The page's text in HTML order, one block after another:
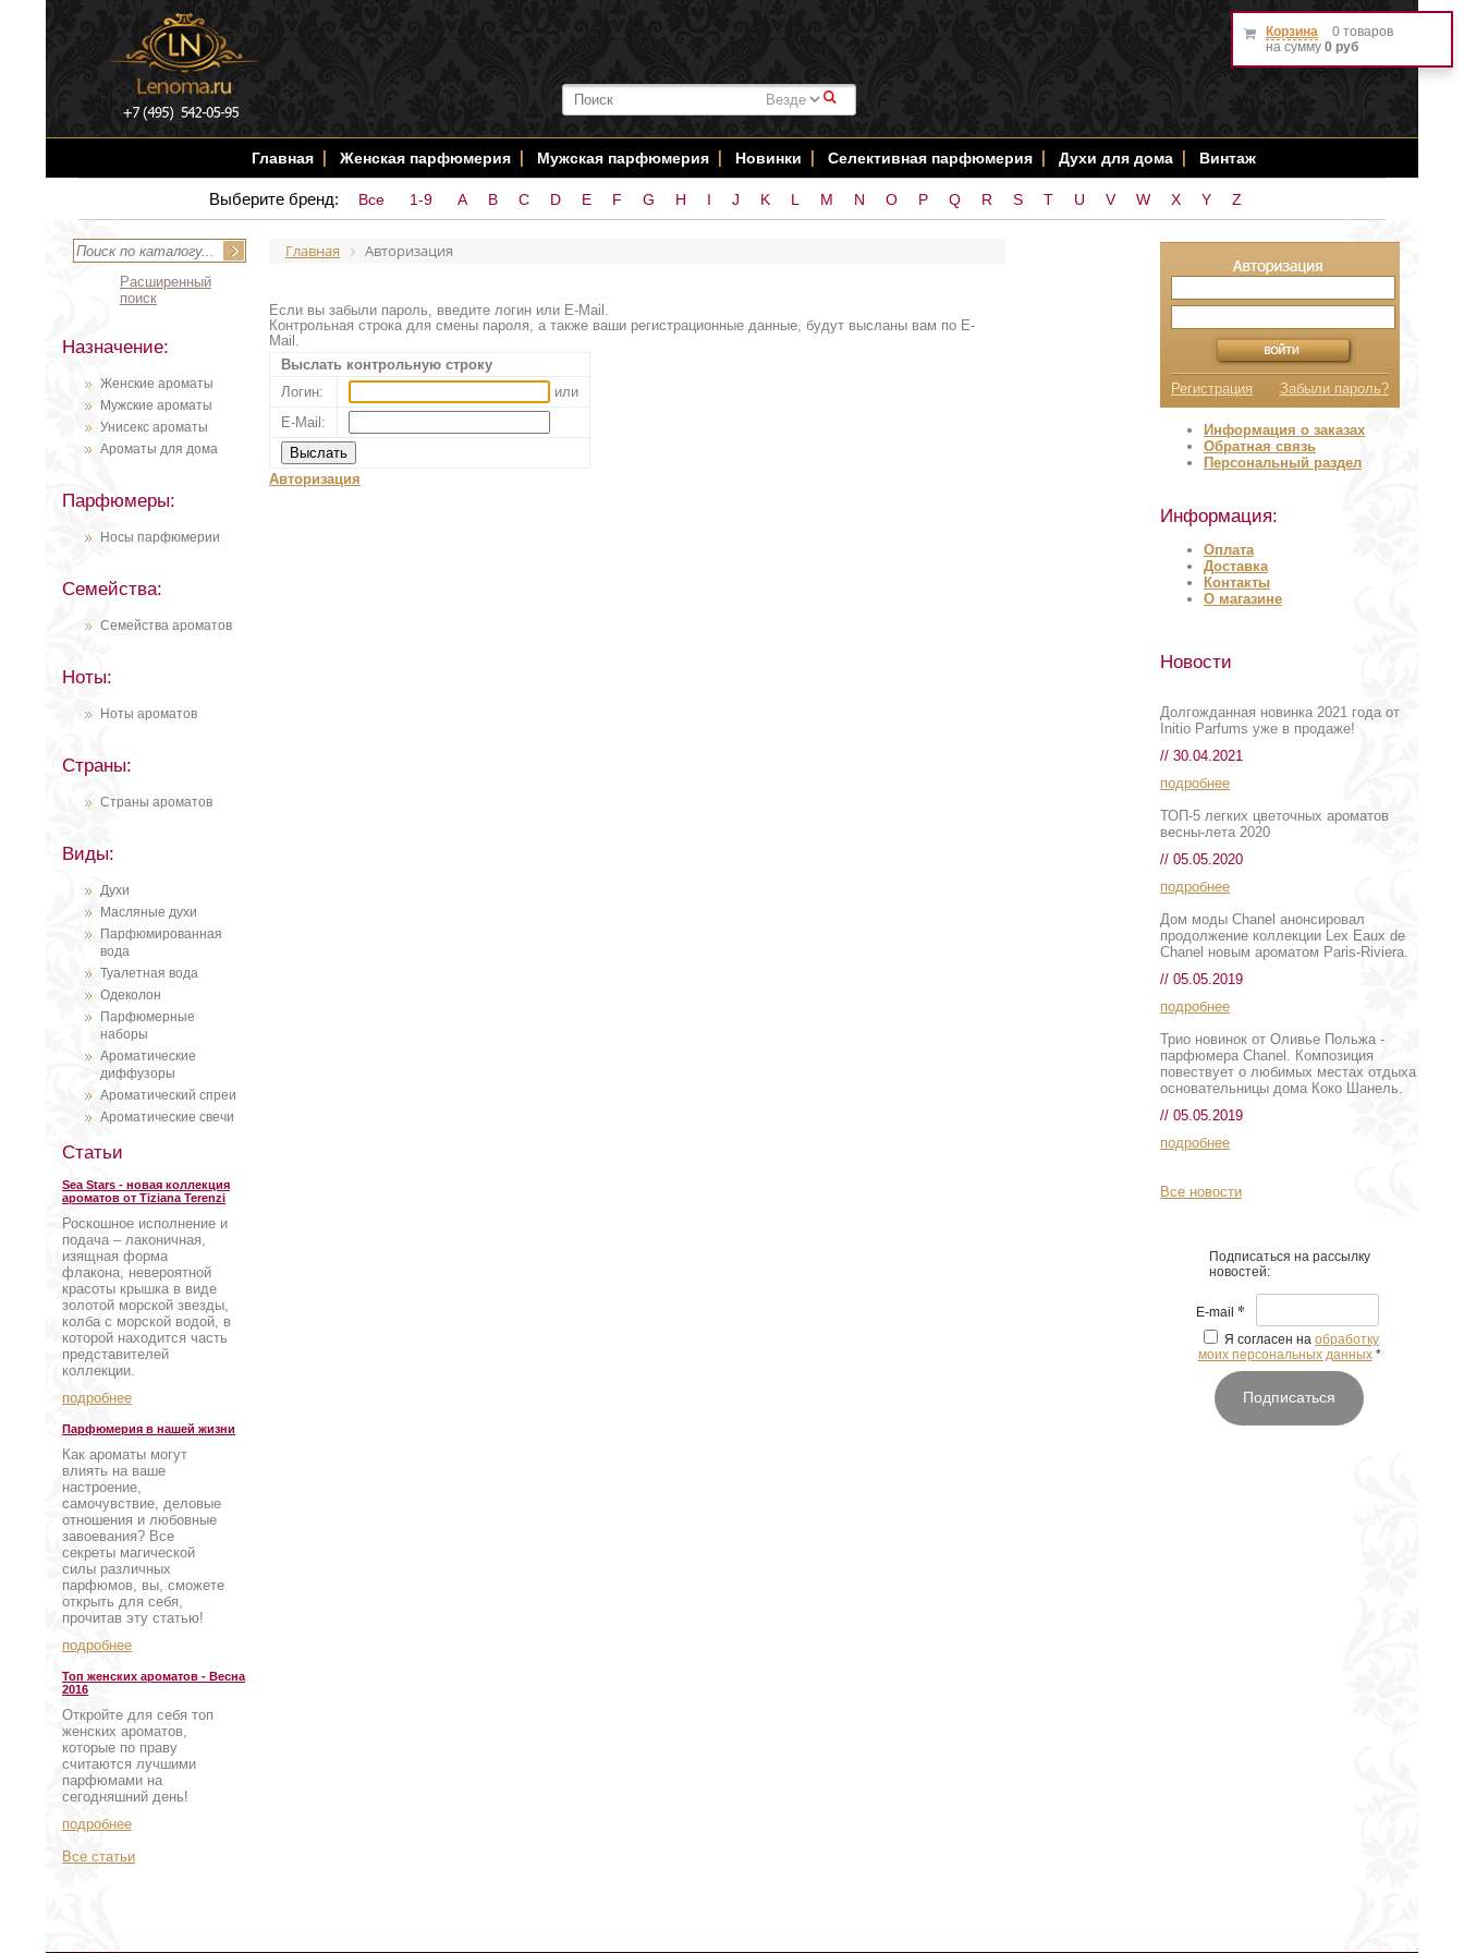
#
Главная Женская парфюмерия Мужская парфюмерия Новинки Селективная парфюмерия Духи для дома Винтаж
Выберите бренд: Все 1-9 A B C D E F G H I J K L M N O P Q R S T U V W X Y Z
Расширенный
поиск
Назначение:
Женские ароматы
Мужские ароматы
Унисекс ароматы
Ароматы для дома
Парфюмеры:
Носы парфюмерии
Семейства:
Семейства ароматов
Ноты:
Ноты ароматов
Страны:
Страны ароматов
Виды:
Духи
Масляные духи
Парфюмированная
вода
Туалетная вода
Одеколон
Парфюмерные
наборы
Ароматические
диффузоры
Ароматический спреи
Ароматические свечи
Статьи
Sea Stars - новая коллекция
ароматов от Tiziana Terenzi
Роскошное исполнение и
подача – лаконичная,
изящная форма
флакона, невероятной
красоты крышка в виде
золотой морской звезды,
колба с морской водой, в
которой находится часть
представителей
коллекции.
подробнее
Парфюмерия в нашей жизни
Как ароматы могут
влиять на ваше
настроение,
самочувствие, деловые
отношения и любовные
завоевания? Все
секреты магической
силы различных
парфюмов, вы, сможете
открыть для себя,
прочитав эту статью!
подробнее
Топ женских ароматов - Весна
2016
Откройте для себя топ
женских ароматов,
которые по праву
считаются лучшими
парфюмами на
сегодняшний день!
подробнее
Все статьи
Главная Авторизация
Если вы забыли пароль, введите логин или E-Mail.
Контрольная строка для смены пароля, а также ваши регистрационные данные, будут высланы вам по E-
Mail.
Выслать контрольную строку
Логин:
или
E-Mail:
Авторизация
Корзина
0 товаров
на сумму 0 руб
Регистрация Забыли пароль?
Информация о заказах
Обратная связь
Персональный раздел
Информация:
Оплата
Доставка
Контакты
О магазине
Новости
Долгожданная новинка 2021 года от
Initio Parfums уже в продаже!
// 30.04.2021
подробнее
ТОП-5 легких цветочных ароматов
весны-лета 2020
// 05.05.2020
подробнее
Дом моды Chanel анонсировал
продолжение коллекции Lex Eaux de
Chanel новым ароматом Paris-Riviera.
// 05.05.2019
подробнее
Трио новинок от Оливье Польжа -
парфюмера Chanel. Композиция
повествует о любимых местах отдыха
основательницы дома Коко Шанель.
// 05.05.2019
подробнее
Все новости
Подписаться на рассылку
новостей:
E-mail *
Я согласен на обработку
моих персональных данных *
Подписаться